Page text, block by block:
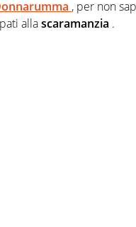
, per non
allascaramanzia .